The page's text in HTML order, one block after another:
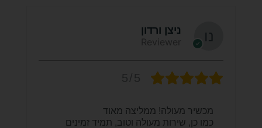
ניצן ורדון
Reviewer
מכשיר מעולה! ממליצה מאוד
כמו כן, שירות מעולה וטוב, תמיד זמינים